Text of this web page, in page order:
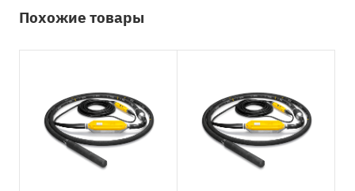
Похожие товары